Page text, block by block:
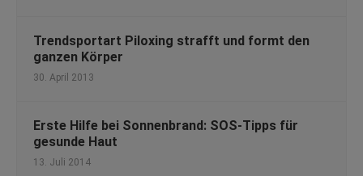
Trendsportart Piloxing strafft und formt den
ganzen Körper
30. April 2013
Erste Hilfe bei Sonnenbrand: SOS-Tipps für
gesunde Haut
13. Juli 2014